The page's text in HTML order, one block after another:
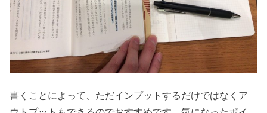
書くことによって、ただインプットするだけではなくア